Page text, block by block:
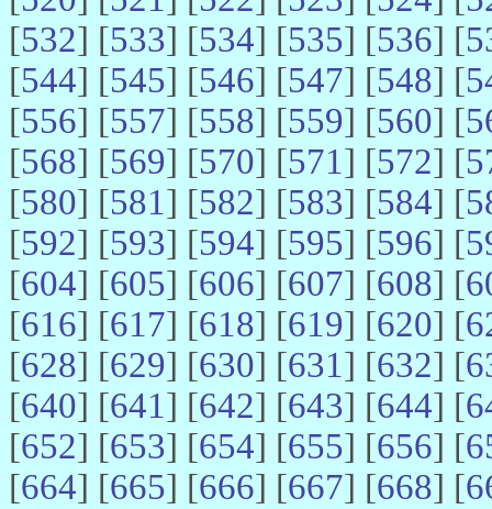
[532] [533] [534] [535] [536] [
[544] [545] [546] [547] [548] [
[556] [557] [558] [559] [560] [
[568] [569] [570] [571] [572] [
[580] [581] [582] [583] [584] [
[592] [593] [594] [595] [596] [
[604] [605] [606] [607] [608] [
[616] [617] [618] [619] [620] [
[628] [629] [630] [631] [632] [
[640] [641] [642] [643] [644] [
[652] [653] [654] [655] [656] [
[664] [665] [666] [667] [668] [